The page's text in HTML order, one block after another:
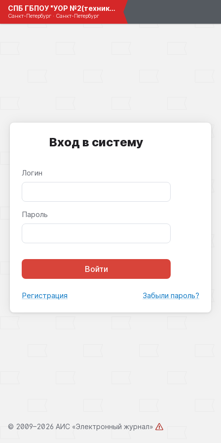
СПБ ГБПОУ "УОР №2(техникум)"
Санкт-Петербург · Санкт-Петербург
Вход в систему
Логин
Пароль
Войти
Регистрация Забыли пароль?
© 2009–2026 АИС «Электронный журнал»